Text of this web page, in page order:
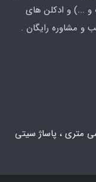
و ...) و ادکلن های
و مشاوره رایگان .
متری ، پاساژ سیتی